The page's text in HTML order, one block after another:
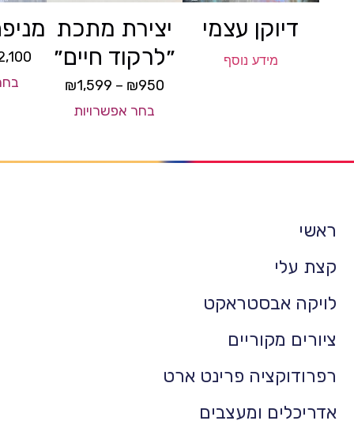
דיוקן עצמי
מידע נוסף
יצירת מתכת
״לרקוד חיים״
₪950
–
₪1,599
בחר אפשרויות
ראשי
קצת עלי
לויקה אבסטראקט
ציורים מקוריים
רפרודוקציה פרינט ארט
אדריכלים ומעצבים